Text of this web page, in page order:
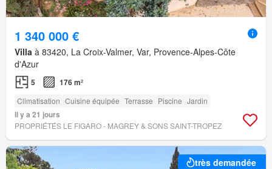
1 340 000 €
Villa à 83420, La Croix-Valmer, Var, Provence-Alpes-Côte
d'Azur
5 176 m²
Climatisation Cuisine équipée Terrasse Piscine Jardin
Il y a 21 jours
PROPRIÉTÉS LE FIGARO - MAGREY & SONS SAINT-TROPEZ
très demandée